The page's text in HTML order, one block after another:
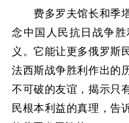
费多罗夫馆长和季塔
念中国人民抗日战争
义。它能让更多俄罗斯
法西斯战争胜利作出的
不可破的友谊，揭示只
民根本利益的真理，告